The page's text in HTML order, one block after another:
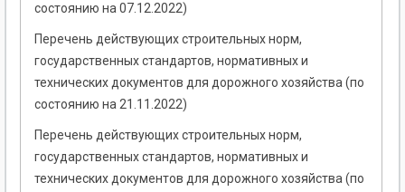
состоянию на 07.12.2022)
Перечень действующих строительных норм,
государственных стандартов, нормативных и
технических документов для дорожного хозяйства (по
состоянию на 21.11.2022)
Перечень действующих строительных норм,
государственных стандартов, нормативных и
технических документов для дорожного хозяйства (по